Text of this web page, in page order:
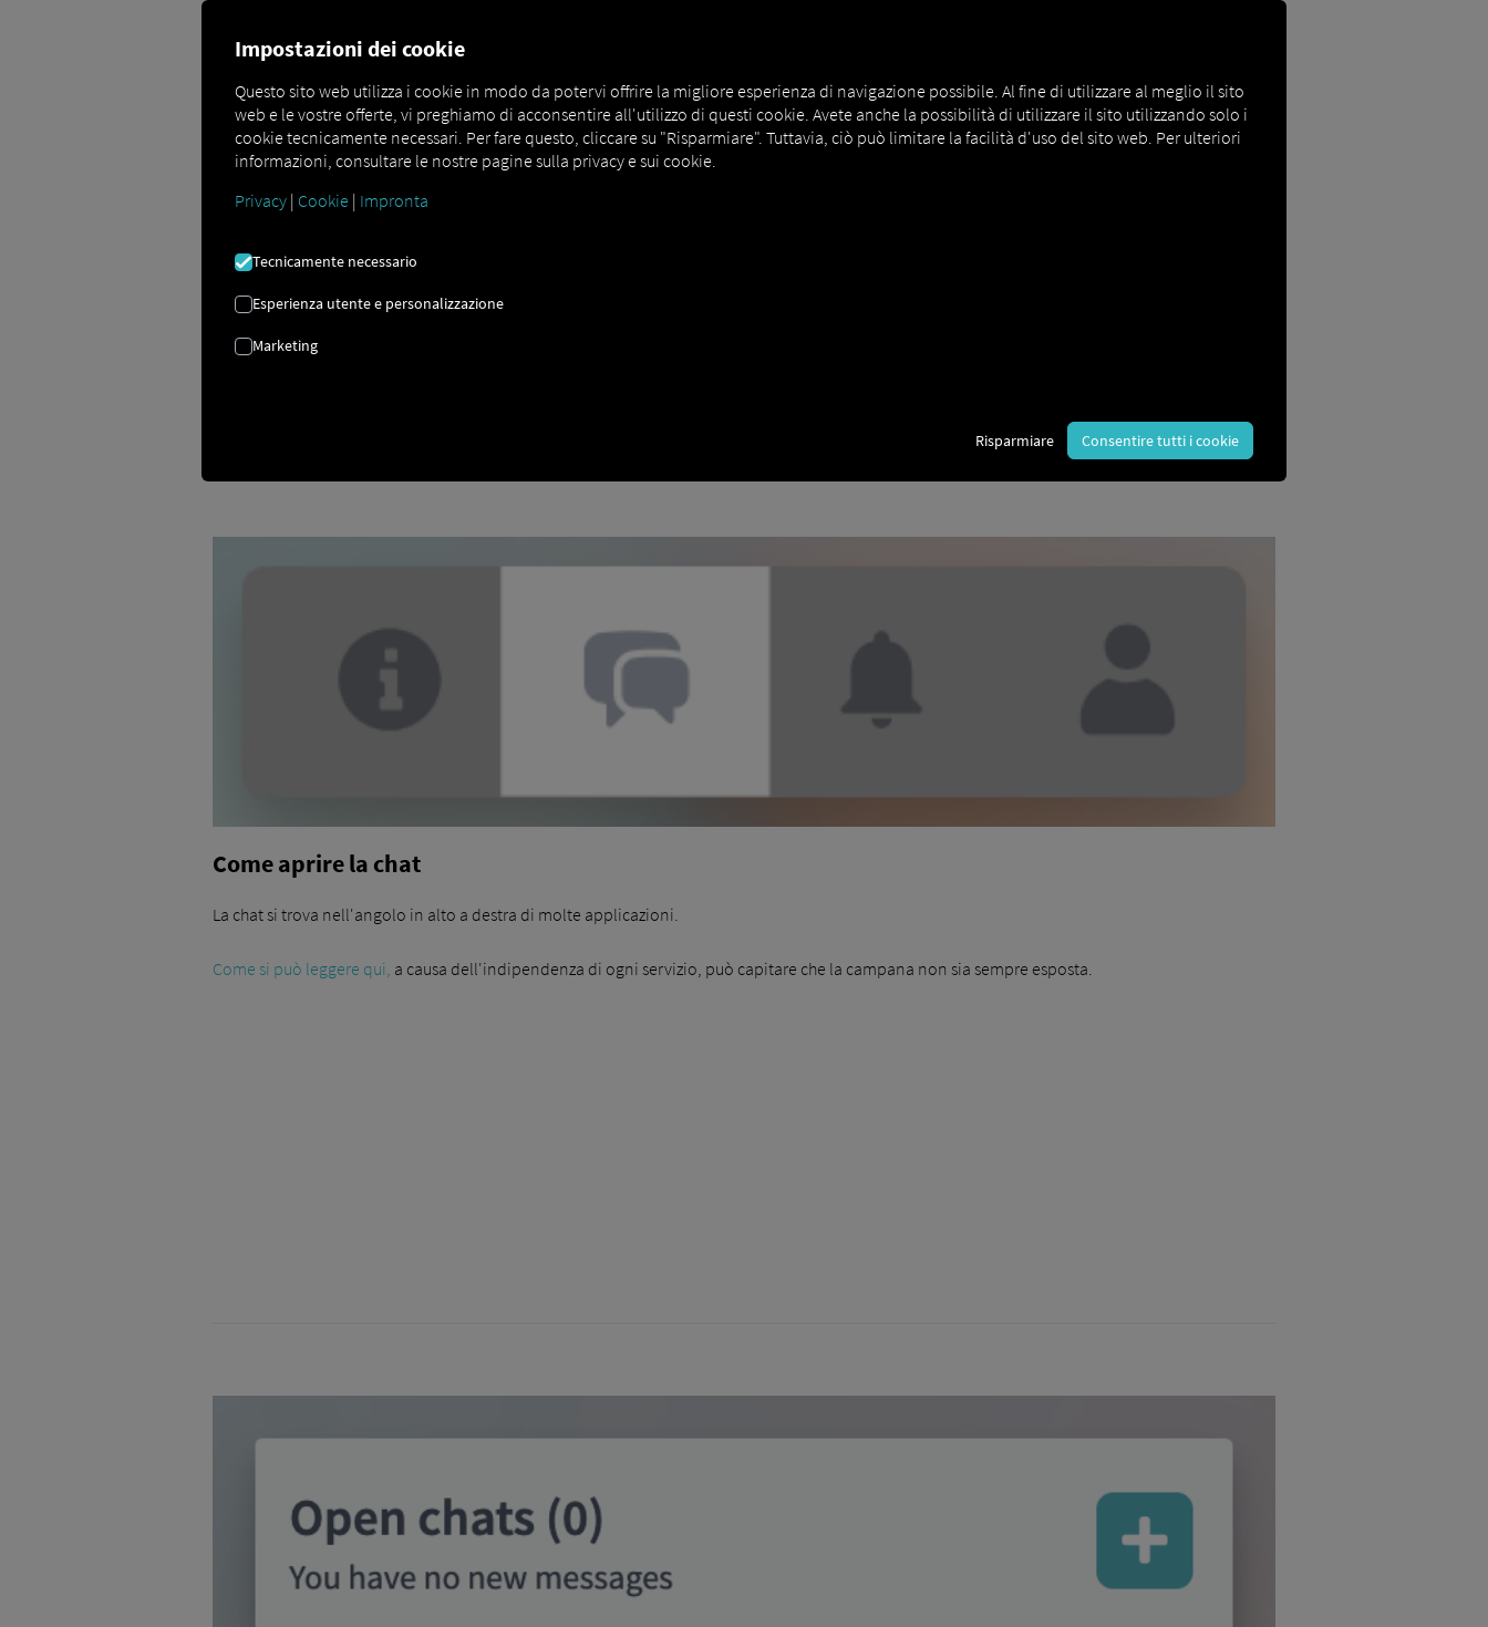
La chat nella navigazione in alto
quali caratteristiche speciali devono essere prese in considerazione.
Come aprire la chat
La chat si trova nell'angolo in alto a destra di molte applicazioni.
Come si può leggere qui, a causa dell'indipendenza di ogni servizio, può capitare che la campana non sia sempre esposta.
Impostazioni dei cookie
Questo sito web utilizza i cookie in modo da potervi offrire la migliore esperienza di navigazione possibile. Al fine di utilizzare al meglio il sito
web e le vostre offerte, vi preghiamo di acconsentire all'utilizzo di questi cookie. Avete anche la possibilità di utilizzare il sito utilizzando solo i
cookie tecnicamente necessari. Per fare questo, cliccare su "Risparmiare". Tuttavia, ciò può limitare la facilità d'uso del sito web. Per ulteriori
informazioni, consultare le nostre pagine sulla privacy e sui cookie.
Privacy | Cookie | Impronta
Tecnicamente necessario
Esperienza utente e personalizzazione
Marketing
Risparmiare Consentire tutti i cookie